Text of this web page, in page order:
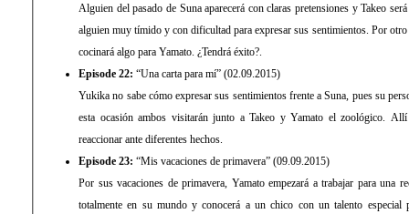
Alguien del pasado de Suna aparecerá con claras pretensiones y Takeo
alguien muy tímido y con dificultad para expresar sus sentimientos. Por otro
cocinará algo para Yamato. ¿Tendrá éxito?.
Episode 22: “Una carta para mí” (02.09.2015)
Yukika no sabe cómo expresar sus sentimientos frente a Suna, pues su
esta ocasión ambos visitarán junto a Takeo y Yamato el zoológico.
reaccionar ante diferentes hechos.
Episode 23: “Mis vacaciones de primavera” (09.09.2015)
Por sus vacaciones de primavera, Yamato empezará a trabajar para una
totalmente en su mundo y conocerá a un chico con un talento especial